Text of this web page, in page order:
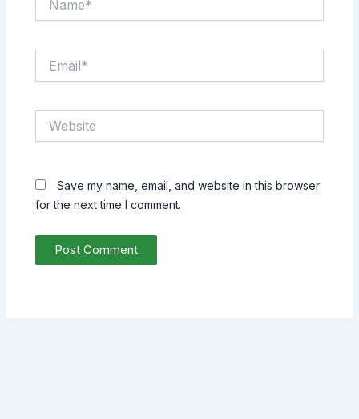
Save my name, email, and website in this browser
for the next time I comment.